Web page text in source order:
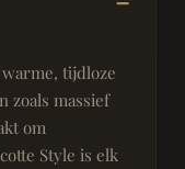
tijdloze
zoals massief
om
Style is elk